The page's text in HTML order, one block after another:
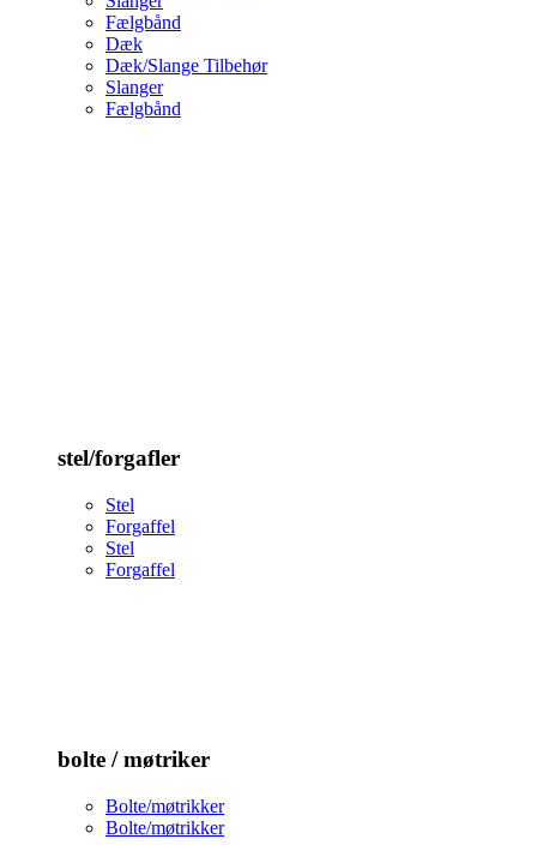
Fælgbånd
Dæk
Dæk/Slange Tilbehør
Slanger
Fælgbånd
stel/forgafler
Stel
Forgaffel
Stel
Forgaffel
bolte / møtriker
Bolte/møtrikker
Bolte/møtrikker